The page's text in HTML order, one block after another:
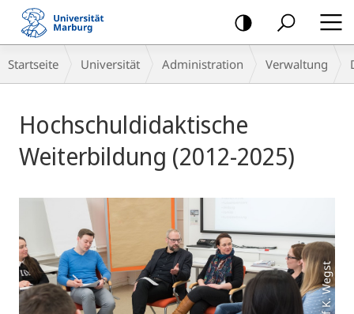
Mobile-
Navigation
Breadcrumb-
Navigation
Startseite Universität Administration Verwaltung
Hochschuldidaktische
Weiterbildung (2012-2025)